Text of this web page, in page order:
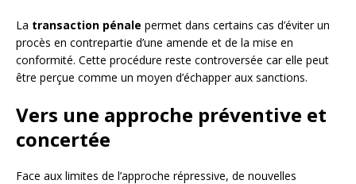
La transaction pénale permet dans certains cas d’éviter un
procès en contrepartie d’une amende et de la mise en
conformité. Cette procédure reste controversée car elle peut
être perçue comme un moyen d’échapper aux sanctions.
Vers une approche préventive et
concertée
Face aux limites de l’approche répressive, de nouvelles